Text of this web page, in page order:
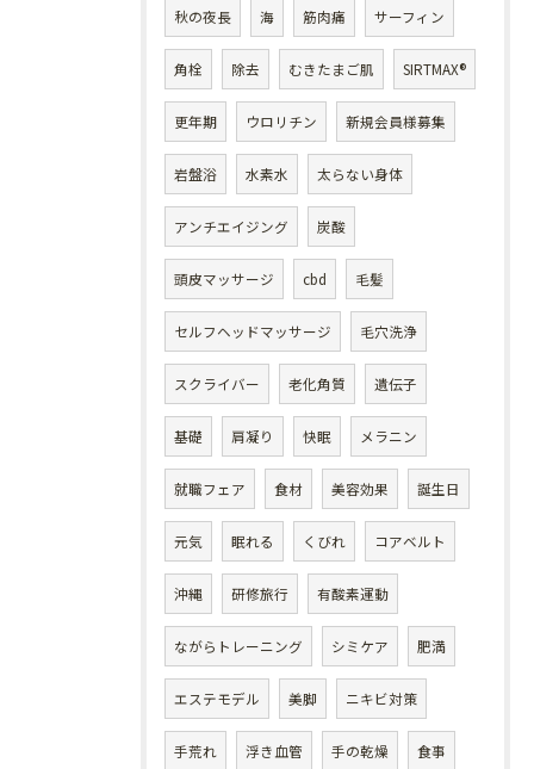
秋の夜長 海 筋肉痛 サーフィン
角栓 除去 むきたまご肌 SIRTMAX®
更年期 ウロリチン 新規会員様募集
岩盤浴 水素水 太らない身体
アンチエイジング 炭酸
頭皮マッサージ cbd 毛髪
セルフヘッドマッサージ 毛穴洗浄
スクライバー 老化角質 遺伝子
基礎 肩凝り 快眠 メラニン
就職フェア 食材 美容効果 誕生日
元気 眠れる くびれ コアベルト
沖縄 研修旅行 有酸素運動
ながらトレーニング シミケア 肥満
エステモデル 美脚 ニキビ対策
手荒れ 浮き血管 手の乾燥 食事